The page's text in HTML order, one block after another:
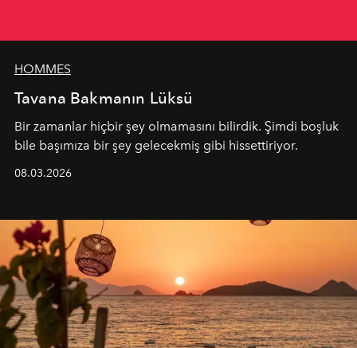
HOMMES
Tavana Bakmanın Lüksü
Bir zamanlar hiçbir şey olmamasını bilirdik. Şimdi boşluk
bile başımıza bir şey gelecekmiş gibi hissettiriyor.
08.03.2026